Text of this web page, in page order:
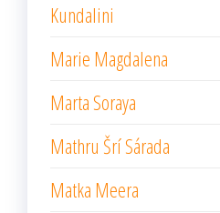
Kundalini
Marie Magdalena
Marta Soraya
Mathru Šrí Sárada
Matka Meera